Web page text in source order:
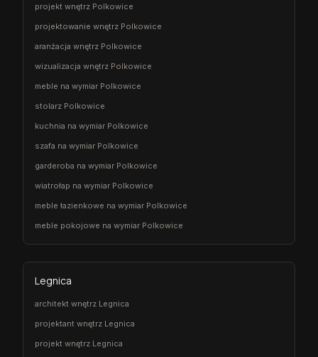
projekt wnętrz Polkowice
projektowanie wnętrz Polkowice
aranżacja wnętrz Polkowice
wizualizacja wnętrz Polkowice
meble na wymiar Polkowice
stolarz Polkowice
kuchnia na wymiar Polkowice
szafa na wymiar Polkowice
garderoba na wymiar Polkowice
wiatrołap na wymiar Polkowice
meble łazienkowe na wymiar Polkowice
meble pokojowe na wymiar Polkowice
Legnica
architekt wnętrz Legnica
projektant wnętrz Legnica
projekt wnętrz Legnica